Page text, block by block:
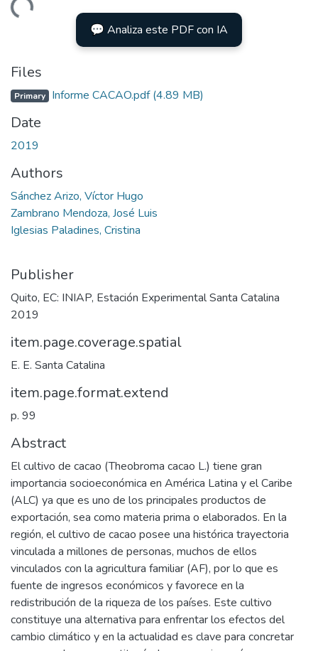
💬 Analiza este PDF con IA
Files
Primary Informe CACAO.pdf(4.89 MB)
Date
2019
Authors
Sánchez Arizo, Víctor Hugo
Zambrano Mendoza, José Luis
Iglesias Paladines, Cristina
Publisher
Quito, EC: INIAP, Estación Experimental Santa Catalina
2019
item.page.coverage.spatial
E. E. Santa Catalina
item.page.format.extend
p. 99
Abstract
El cultivo de cacao (Theobroma cacao L.) tiene gran
importancia socioeconómica en América Latina y el Caribe
(ALC) ya que es uno de los principales productos de
exportación, sea como materia prima o elaborados. En la
región, el cultivo de cacao posee una histórica trayectoria
vinculada a millones de personas, muchos de ellos
vinculados con la agricultura familiar (AF), por lo que es
fuente de ingresos económicos y favorece en la
redistribución de la riqueza de los países. Este cultivo
constituye una alternativa para enfrentar los efectos del
cambio climático y en la actualidad es clave para concretar